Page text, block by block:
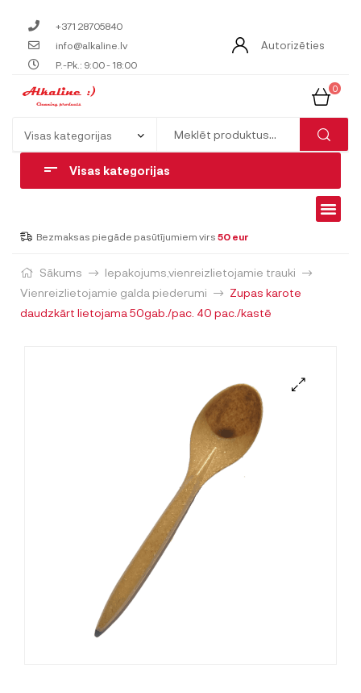
+371 28705840
info@alkaline.lv
P.-Pk.: 9:00 - 18:00
Autorizēties
0
Visas kategorijas
Bezmaksas piegāde pasūtījumiem virs 50 eur
Sākums
Iepakojums,vienreizlietojamie trauki
Vienreizlietojamie galda piederumi
Zupas karote
daudzkārt lietojama 50gab./pac. 40 pac./kastē